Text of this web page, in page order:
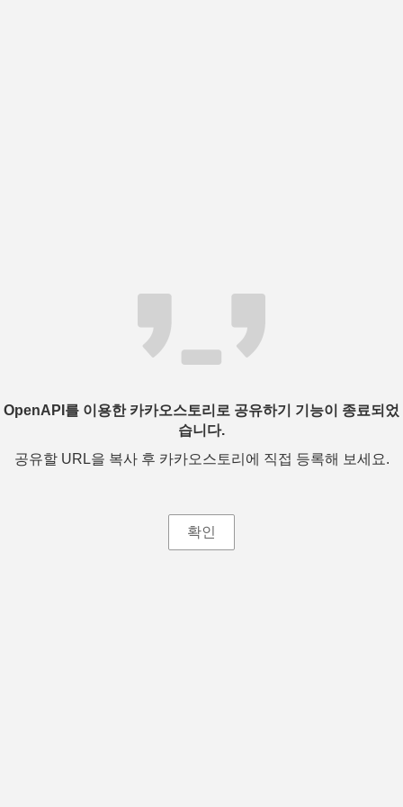
OpenAPI를 이용한 카카오스토리로 공유하기 기능이 종료되었
습니다.
공유할 URL을 복사 후 카카오스토리에 직접 등록해 보세요.
확인